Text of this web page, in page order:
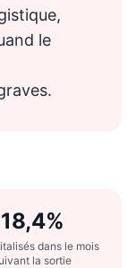
le
18,4%
dans le mois
la sortie